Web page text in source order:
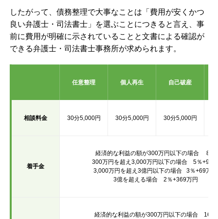
したがって、債務整理で大事なことは「費用が安くかつ
良い弁護士・司法書士」を選ぶことにつきると言え、事
前に費用が明確に示されていることと文書による確認が
できる弁護士・司法書士事務所が求められます。
任意整理 個人再生 自己破産
相談料金 30分5,000円 30分5,000円 30分5,000円
着手金
経済的な利益の額が300万円以下の場合 8％
300万円を超え3,000万円以下の場合 5％+9万
3,000万円を超え3億円以下の場合 3％+69万円
3億を超える場合 2％+369万円
経済的な利益の額が300万円以下の場合 16％